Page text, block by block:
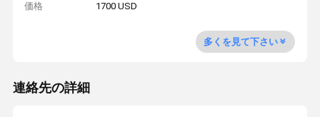
価格 1700 USD
多くを見て下さい
連絡先の詳細